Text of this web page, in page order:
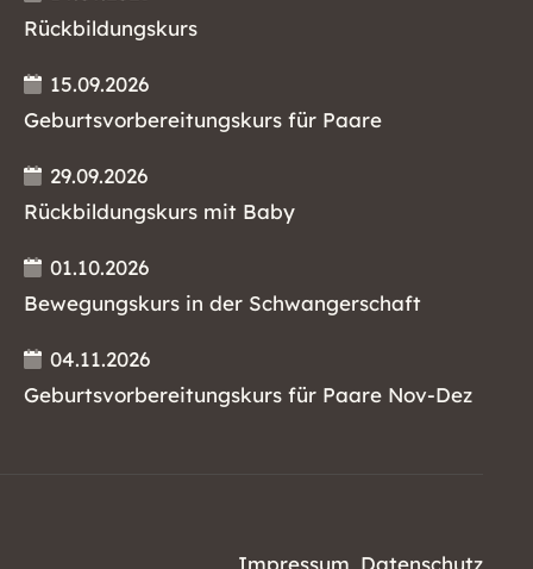
Rückbildungskurs
15.09.2026
Geburtsvorbereitungskurs für Paare
29.09.2026
Rückbildungskurs mit Baby
01.10.2026
Bewegungskurs in der Schwangerschaft
04.11.2026
Geburtsvorbereitungskurs für Paare Nov-Dez
Impressum Datenschutz